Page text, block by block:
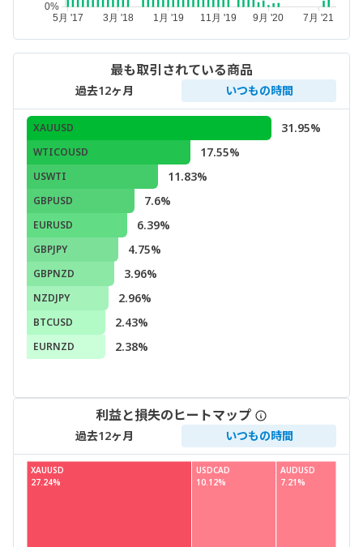
最も取引されている商品
過去12ヶ月 いつもの時間
XAUUSD 31.95%
WTICOUSD 17.55%
USWTI 11.83%
GBPUSD 7.6%
EURUSD 6.39%
GBPJPY 4.75%
GBPNZD 3.96%
NZDJPY 2.96%
BTCUSD 2.43%
EURNZD 2.38%
利益と損失のヒートマップ
過去12ヶ月 いつもの時間
XAUUSD USDCAD
AUDUSD
27.24%
10.12% 7.21%